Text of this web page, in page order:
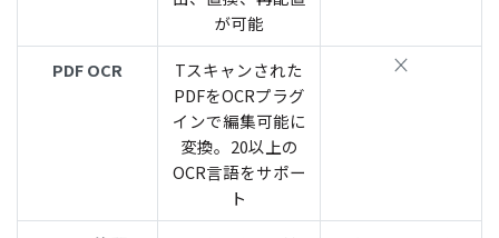
が可能
PDF OCR
Tスキャンされた
PDFをOCRプラグ
インで編集可能に
変換。20以上の
OCR言語をサポー
ト